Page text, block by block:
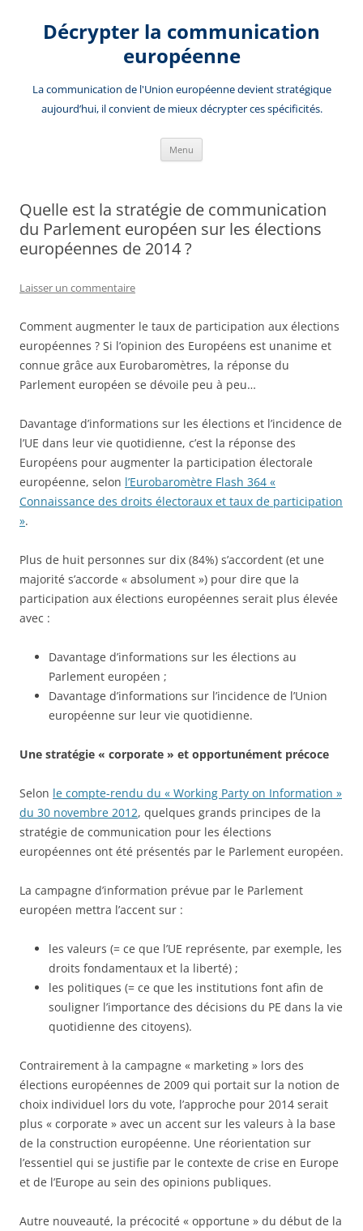
contenuDécrypter la communication
européenne
La communication de l'Union européenne devient stratégique
aujourd’hui, il convient de mieux décrypter ces spécificités.
Menu
Quelle est la stratégie de communication
du Parlement européen sur les élections
européennes de 2014 ?
Laisser un commentaire
Comment augmenter le taux de participation aux élections
européennes ? Si l’opinion des Européens est unanime et
connue grâce aux Eurobaromètres, la réponse du
Parlement européen se dévoile peu à peu…
Davantage d’informations sur les élections et l’incidence de
l’UE dans leur vie quotidienne, c’est la réponse des
Européens pour augmenter la participation électorale
européenne, selon l’Eurobaromètre Flash 364 «
Connaissance des droits électoraux et taux de participation
».
Plus de huit personnes sur dix (84%) s’accordent (et une
majorité s’accorde « absolument ») pour dire que la
participation aux élections européennes serait plus élevée
avec :
Davantage d’informations sur les élections au
Parlement européen ;
Davantage d’informations sur l’incidence de l’Union
européenne sur leur vie quotidienne.
Une stratégie « corporate » et opportunément précoce
Selon le compte-rendu du « Working Party on Information »
du 30 novembre 2012, quelques grands principes de la
stratégie de communication pour les élections
européennes ont été présentés par le Parlement européen.
La campagne d’information prévue par le Parlement
européen mettra l’accent sur :
les valeurs (= ce que l’UE représente, par exemple, les
droits fondamentaux et la liberté) ;
les politiques (= ce que les institutions font afin de
souligner l’importance des décisions du PE dans la vie
quotidienne des citoyens).
Contrairement à la campagne « marketing » lors des
élections européennes de 2009 qui portait sur la notion de
choix individuel lors du vote, l’approche pour 2014 serait
plus « corporate » avec un accent sur les valeurs à la base
de la construction européenne. Une réorientation sur
l’essentiel qui se justifie par le contexte de crise en Europe
et de l’Europe au sein des opinions publiques.
Autre nouveauté, la précocité « opportune » du début de la